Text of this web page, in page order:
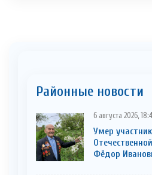
Районные новости
6 августа 2026,
Умер
Фёдор